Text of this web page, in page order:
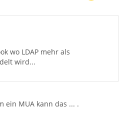
wo LDAP mehr als
wird...
ein MUA kann das ... .